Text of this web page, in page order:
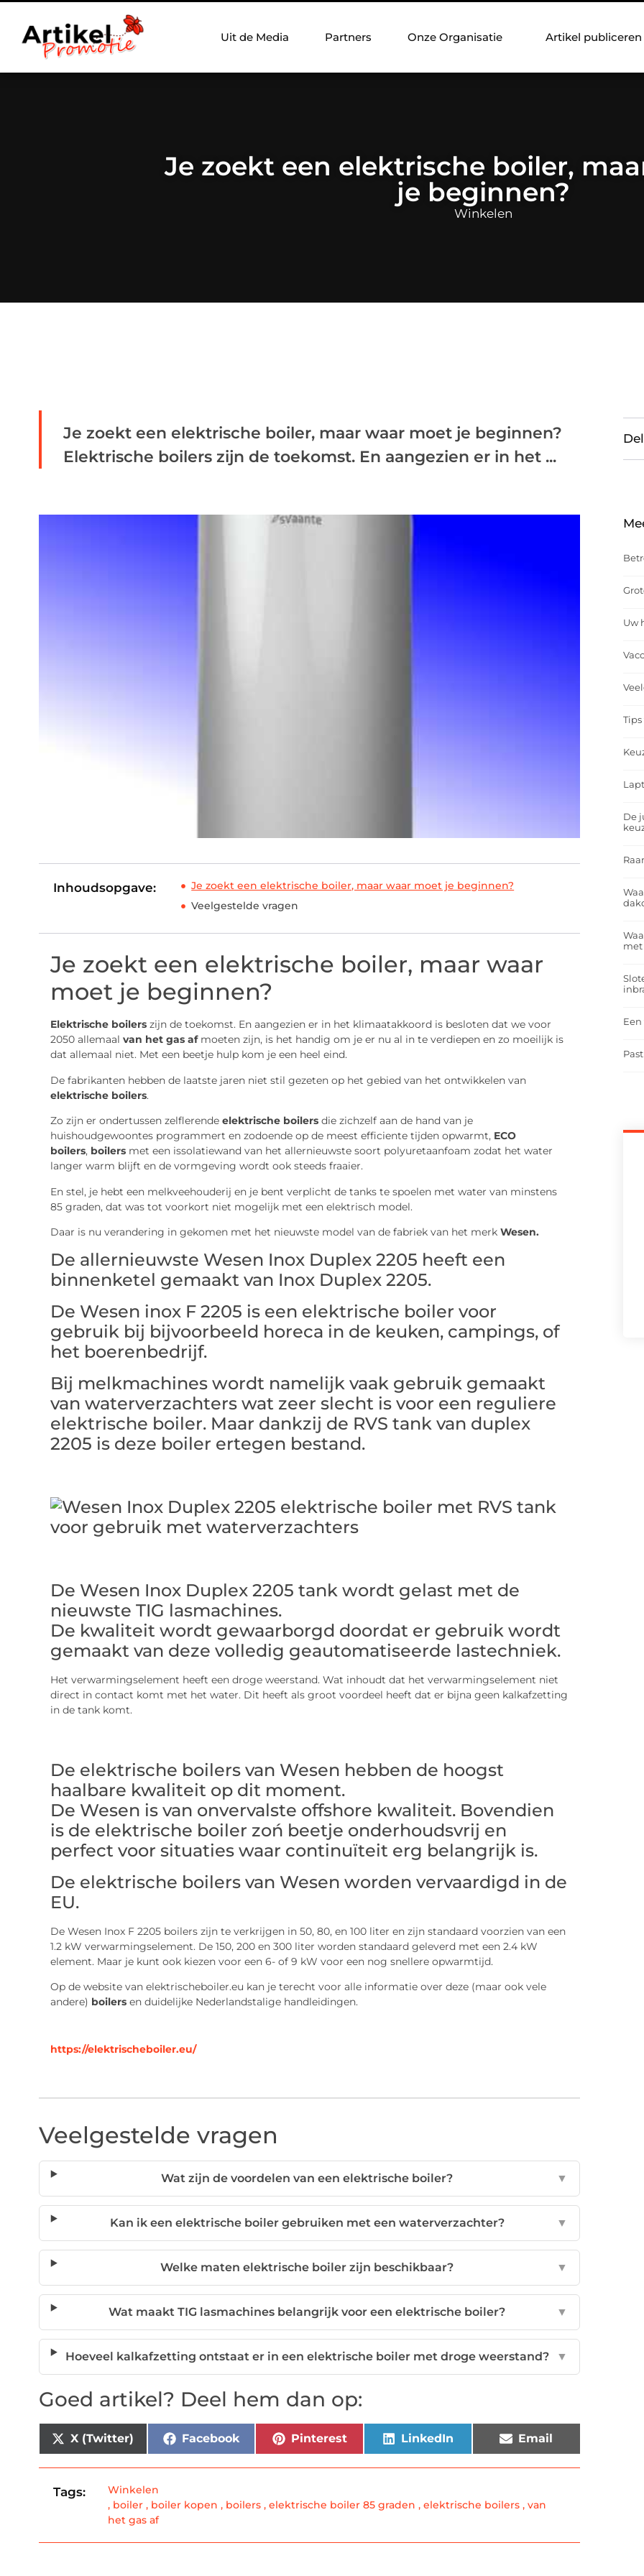
Uit de Media Partners Onze Organisatie Artikel publiceren
Je zoekt een elektrische boiler,
je beginnen?
Winkelen
Je zoekt een elektrische boiler, maar waar moet je beginnen?
Elektrische boilers zijn de toekomst. En aangezien er in het ...
Inhoudsopgave:
Je zoekt een elektrische boiler, maar waar moet je beginnen?
Veelgestelde vragen
Je zoekt een elektrische boiler, maar waar
moet je beginnen?
Elektrische boilerszijn de toekomst. En aangezien er in het klimaatakkoord is besloten dat we voor
2050 allemaal van het gas afmoeten zijn, is het handig om je er nu al in te verdiepen en zo moeilijk is
dat allemaal niet. Met een beetje hulp kom je een heel eind.
De fabrikanten hebben de laatste jaren niet stil gezeten op het gebied van het ontwikkelen van
elektrische boilers.
Zo zijn er ondertussen zelflerende elektrische boilers die zichzelf aan de hand van je
huishoudgewoontes programmert en zodoende op de meest efficiente tijden opwarmt, ECO
boilers, boilersmet een issolatiewand van het allernieuwste soort polyuretaanfoam zodat het water
langer warm blijft en de vormgeving wordt ook steeds fraaier.
En stel, je hebt een melkveehouderij en je bent verplicht de tanks te spoelen met water van minstens
85 graden, dat was tot voorkort niet mogelijk met een elektrisch model.
Daar is nu verandering in gekomen met het nieuwste model van de fabriek van het merk Wesen.
De allernieuwste Wesen Inox Duplex 2205 heeft een
binnenketel gemaakt van Inox Duplex 2205.
De Wesen inox F 2205 is een elektrische boiler voor
gebruik bij bijvoorbeeld horeca in de keuken, campings, of
het boerenbedrijf.
Bij melkmachines wordt namelijk vaak gebruik gemaakt
van waterverzachters wat zeer slecht is voor een reguliere
elektrische boiler. Maar dankzij de RVS tank van duplex
2205 is deze boiler ertegen bestand.
De Wesen Inox Duplex 2205 tank wordt gelast met de
nieuwste TIG lasmachines.
De kwaliteit wordt gewaarborgd doordat er gebruik wordt
gemaakt van deze volledig geautomatiseerde lastechniek.
Het verwarmingselement heeft een droge weerstand. Wat inhoudt dat het verwarmingselement niet
direct in contact komt met het water. Dit heeft als groot voordeel heeft dat er bijna geen kalkafzetting
in de tank komt.
De elektrische boilers van Wesen hebben de hoogst
haalbare kwaliteit op dit moment.
De Wesen is van onvervalste offshore kwaliteit. Bovendien
is de elektrische boiler zoń beetje onderhoudsvrij en
perfect voor situaties waar continuïteit erg belangrijk is.
De elektrische boilers van Wesen worden vervaardigd in de
EU.
De Wesen Inox F 2205 boilers zijn te verkrijgen in 50, 80, en 100 liter en zijn standaard voorzien van een
1.2 kW verwarmingselement. De 150, 200 en 300 liter worden standaard geleverd met een 2.4 kW
element. Maar je kunt ook kiezen voor een 6- of 9 kW voor een nog snellere opwarmtijd.
Op de website van elektrischeboiler.eu kan je terecht voor alle informatie over deze (maar ook vele
andere) boilersen duidelijke Nederlandstalige handleidingen.
https://elektrischeboiler.eu/
Veelgestelde vragen
Wat zijn de voordelen van een elektrische boiler? ▼
Kan ik een elektrische boiler gebruiken met een waterverzachter? ▼
Welke maten elektrische boiler zijn beschikbaar? ▼
Wat maakt TIG lasmachines belangrijk voor een elektrische boiler? ▼
Hoeveel kalkafzetting ontstaat er in een elektrische boiler met droge weerstand? ▼
Goed artikel? Deel hem dan op:
X (Twitter) Facebook Pinterest LinkedIn Email
Tags:
Winkelen
, boiler , boiler kopen , boilers ,elektrische boiler 85 graden ,elektrische boilers ,van
het gas af
Uw
De
met